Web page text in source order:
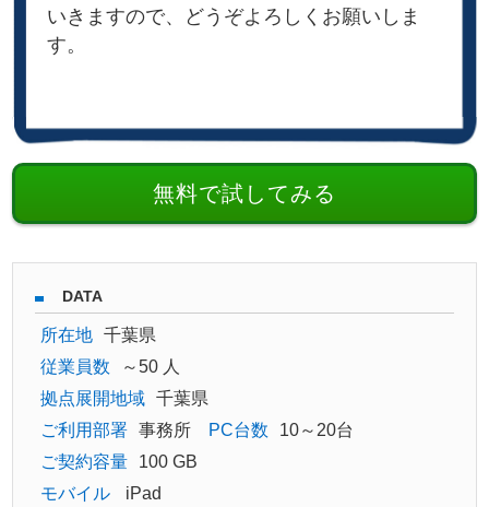
いきますので、どうぞよろしくお願いしま
す。
無料で試してみる
DATA
所在地
千葉県
従業員数
～50 人
拠点展開地域
千葉県
ご利用部署
事務所 PC台数
10～20台
ご契約容量
100 GB
モバイル
iPad